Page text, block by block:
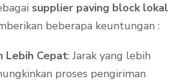
supplier paving block lokal
beberapa keuntungan :
Lebih Cepat: Jarak yang lebih
proses pengiriman